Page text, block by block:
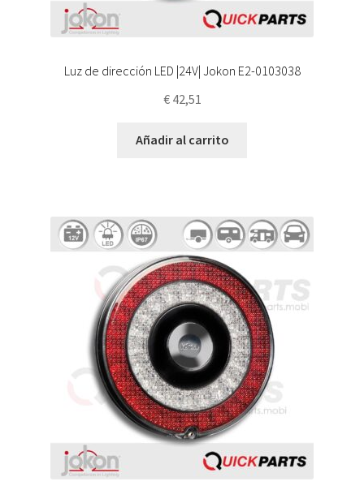
Luz de dirección LED |24V| Jokon E2-0103038
€42,51
Añadir al carrito